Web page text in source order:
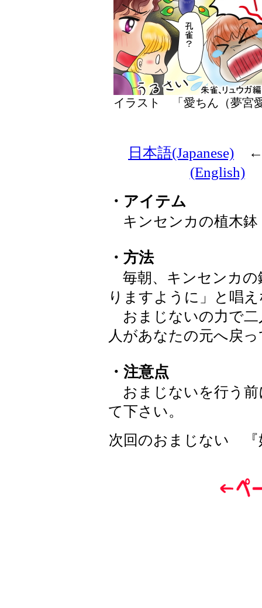
イラスト 「愛ちん（夢
日本語(Japanese)
(English)
・アイテム
キンセンカの植木鉢
・方法
毎朝、キンセンカの
りますように」と唱
おまじないの力で二
人があなたの元へ戻
・注意点
おまじないを行う前
て下さい。
次回のおまじない 『